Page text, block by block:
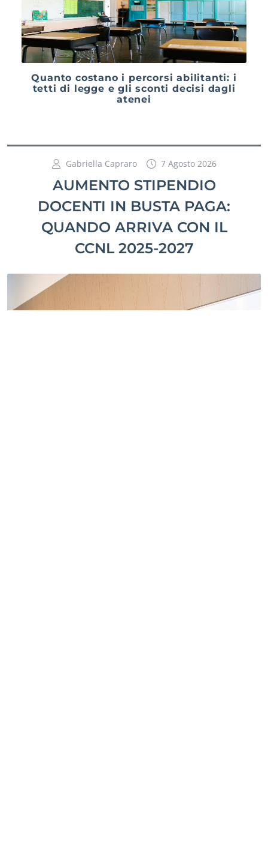
Quanto costano i percorsi abilitanti: i
tetti di legge e gli sconti decisi dagli
atenei
Gabriella Capraro 7 Agosto 2026
AUMENTO STIPENDIO
DOCENTI IN BUSTA PAGA:
QUANDO ARRIVA CON IL
CCNL 2025-2027